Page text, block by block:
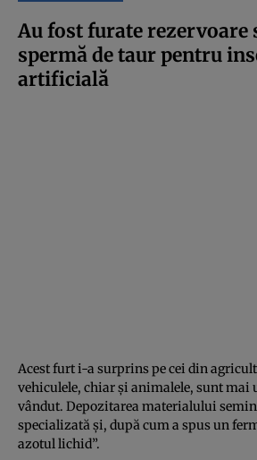
Au fost furate rezervoare
spermă de taur pentru
artificială
Acest furt i-a surprins pe cei din
vehiculele, chiar și animalele, sunt mai
vândut. Depozitarea materialului
specializată și, după cum a spus un
azotul lichid”.